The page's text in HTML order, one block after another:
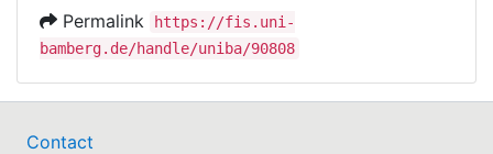
Permalink
https://fis.uni-
bamberg.de/handle/uniba/90808
Contact